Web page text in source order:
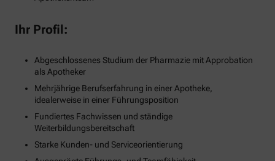
Ihr Profil:
Abgeschlossenes Studium der Pharmazie mit Approbation
als Apotheker
Mehrjährige Berufserfahrung in einer Apotheke,
idealerweise in einer Führungsposition
Fundiertes Fachwissen und ständige
Weiterbildungsbereitschaft
Starke Kunden- und Serviceorientierung